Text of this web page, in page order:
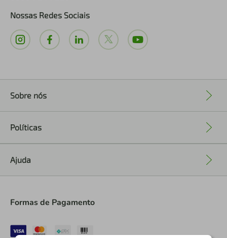
Nossas Redes Sociais
Sobre nós
Políticas
Ajuda
Formas de Pagamento